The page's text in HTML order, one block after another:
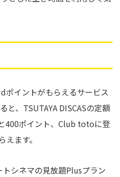
ポイントがもらえるサービス
と、TSUTAYA DISCASの定額
400ポイント、Club totoに登
ます。
シネマの見放題Plusプラン